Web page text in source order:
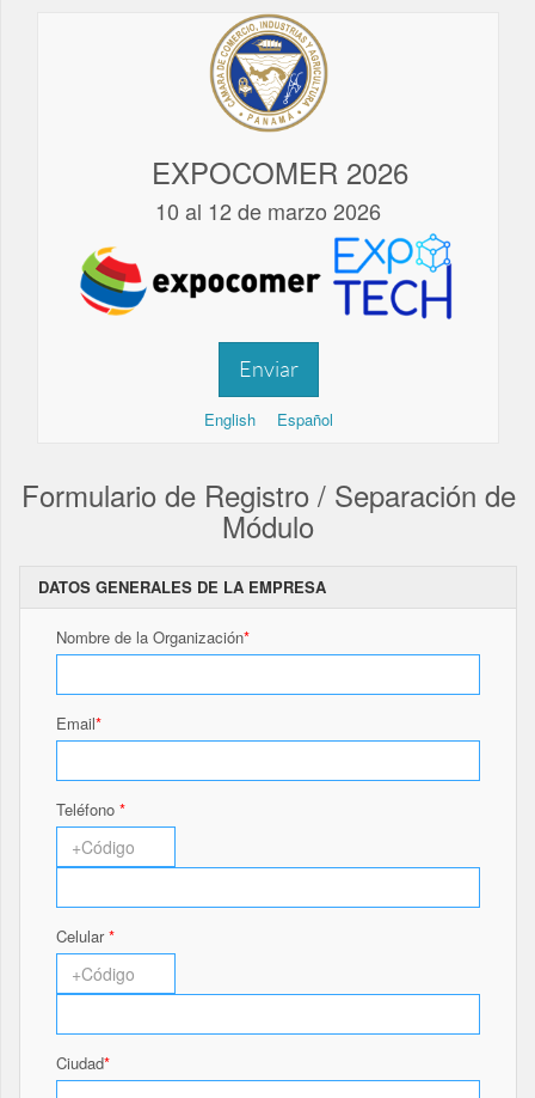
EXPOCOMER 2026
10 al 12 de marzo 2026
Enviar
English Español
Formulario de Registro / Separación de
Módulo
DATOS GENERALES DE LA EMPRESA
Nombre de la Organización
Email
Teléfono
Celular
Ciudad